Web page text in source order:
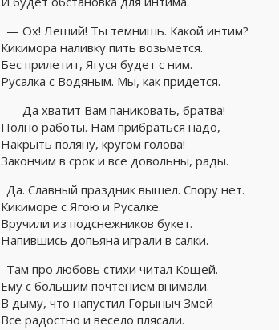
— Ох! Леший! Ты темнишь. Какой интим?
Кикимора наливку пить возьмется.
Бес прилетит, Ягуся будет с ним.
Русалка с Водяным. Мы, как придется.
— Да хватит Вам паниковать, братва!
Полно работы. Нам прибраться надо,
Накрыть поляну, кругом голова!
Закончим в срок и все довольны, рады.
Да. Славный праздник вышел. Спору нет.
Кикиморе с Ягою и Русалке.
Вручили из подснежников букет.
Напившись допьяна играли в салки.
Там про любовь стихи читал Кощей.
Ему с большим почтением внимали.
В дыму, что напустил Горыныч Змей
Все радостно и весело плясали.